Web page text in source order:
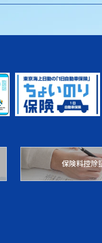
保険料控除